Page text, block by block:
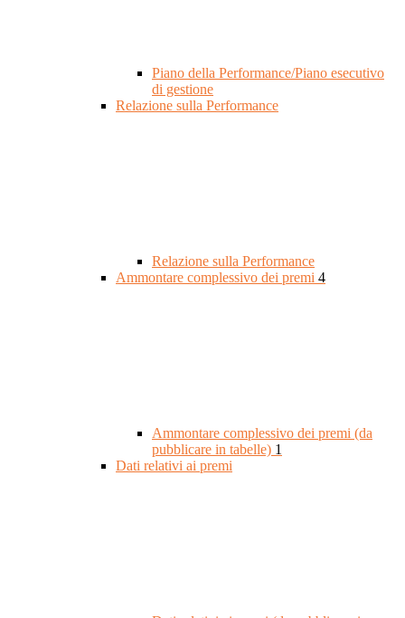
Piano della Performance/Piano esecutivo
di gestione
Relazione sulla Performance
Relazione sulla Performance
Ammontare complessivo dei premi 4
Ammontare complessivo dei premi (da
pubblicare in tabelle) 1
Dati relativi ai premi